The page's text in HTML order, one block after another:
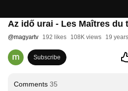
Az idő urai - Les Maîtres du
@magyartv 192 likes 108K views 19
Subscribe
Comments 35